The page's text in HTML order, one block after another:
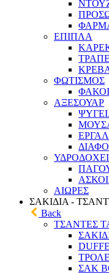
ΕΠΙΠΛΑ
ΦΩΤΙΣΜΟΣ
ΦΑΚΟΙ
ΑΞΕΣΟΥΑΡ
ΑΙΩΡΕΣ
ΣΑΚΙΔΙΑ -
Back
ΤΣΑΝΤΕΣ
ΣΑΚ